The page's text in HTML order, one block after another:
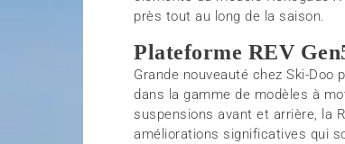
près tout au long de la saison.
Plateforme REV
Grande nouveauté chez Ski-Doo
dans la gamme de modèles à
suspensions avant et arrière, la
améliorations significatives qui